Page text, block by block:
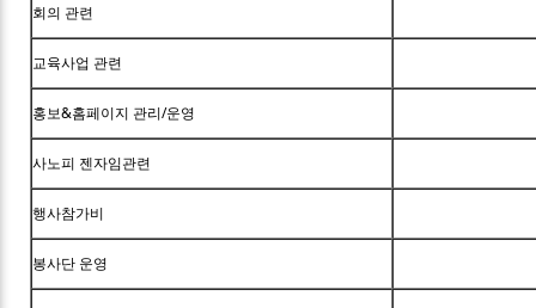
회의 관련
교육사업 관련
홍보&홈페이지 관리/운영
사노피 젠자임관련
행사참가비
봉사단 운영